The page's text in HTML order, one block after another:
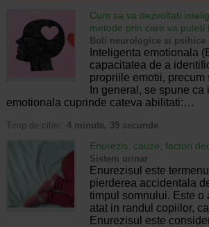
Cum sa va dezvoltati
metode prin care va puteti
Boli neurologice si psihice
Inteligenta emotionala
capacitatea de a
propriile emotii,
In general, se spune ca
emotionala cuprinde cateva abilitati:…
Timp de citire: 4 minute, 39 secunde
Enurezis: cauze, factori
Sistem urinar
Enurezisul este
pierderea accidentala
timpul somnului. Este o
atat in randul copiilor,
Enurezisul este